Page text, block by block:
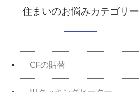
住まいのお悩みカテゴリー
CFの貼替